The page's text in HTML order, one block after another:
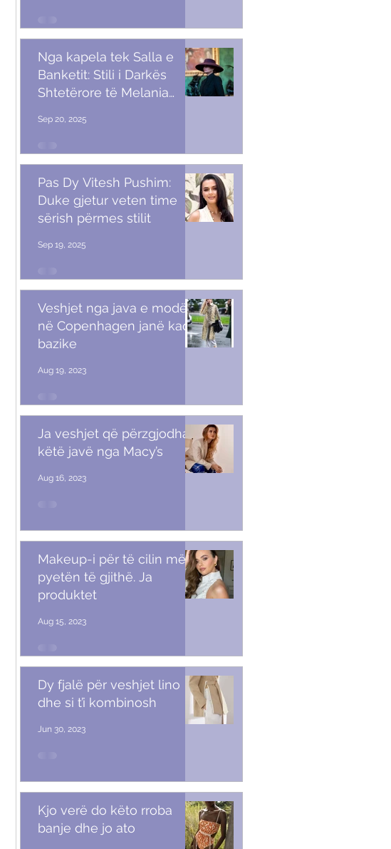
Nga kapela tek Salla e
Banketit: Stili i Darkës
Shtetërore të Melania
Sep 20, 2025
Pas Dy Vitesh Pushim:
Duke gjetur veten time
sërish përmes stilit
Sep 19, 2025
Veshjet nga java e modës
në Copenhagen janë kaq
bazike
Aug 19, 2023
Ja veshjet që përzgjodha
këtë javë nga Macy’s
Aug 16, 2023
Makeup-i për të cilin më
pyetën të gjithë. Ja
produktet
Aug 15, 2023
Dy fjalë për veshjet lino
dhe si t’i kombinosh
Jun 30, 2023
Kjo verë do këto rroba
banje dhe jo ato